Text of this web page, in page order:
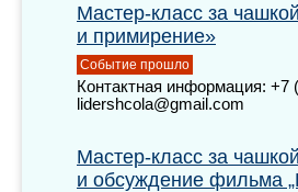
Мастер-класс за
и примирение»
Событие прошло
Контактная информация: +7
lidershcola@gmail.com
Мастер-класс за
и обсуждение фильма